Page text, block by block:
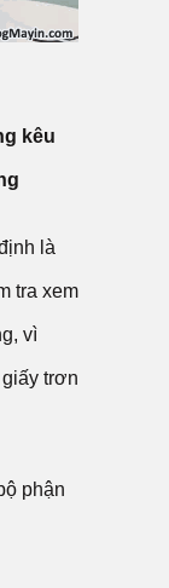
kêu
là
tra xem
vì
trơn
phận